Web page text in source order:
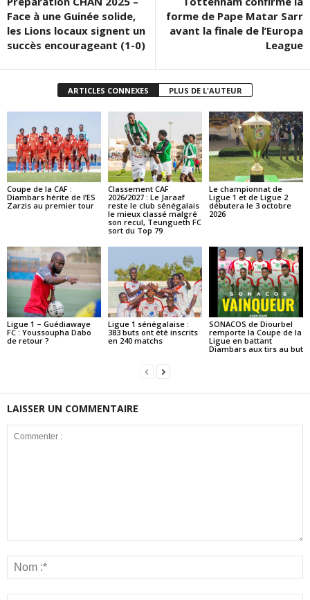
Face à une Guinée solide,
les Lions locaux signent un
succès encourageant (1-0)
forme de Pape Matar Sarr
avant la finale de l’Europa
League
ARTICLES CONNEXES PLUS DE L'AUTEUR
Coupe de la CAF :
Diambars hérite de l’ES
Zarzis au premier tour
Classement CAF
2026/2027 : Le Jaraaf
reste le club sénégalais
le mieux classé malgré
son recul, Teungueth FC
sort du Top 79
Le championnat de
Ligue 1 et de Ligue 2
débutera le 3 octobre
2026
Ligue 1 – Guédiawaye
FC : Youssoupha Dabo
de retour ?
Ligue 1 sénégalaise :
383 buts ont été inscrits
en 240 matchs
SONACOS de Diourbel
remporte la Coupe de la
Ligue en battant
Diambars aux tirs au but
LAISSER UN COMMENTAIRE